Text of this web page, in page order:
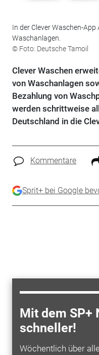
In der Clever Waschen-
Waschanlagen.
© Foto: Deutsche Tamoil
Clever Waschen
von Waschanlagen
Bezahlung von
werden schrittweise
Deutschland in die
Kommentare
Sprit+ bei Google
Mit dem SP+
schneller!
Wöchentlich über